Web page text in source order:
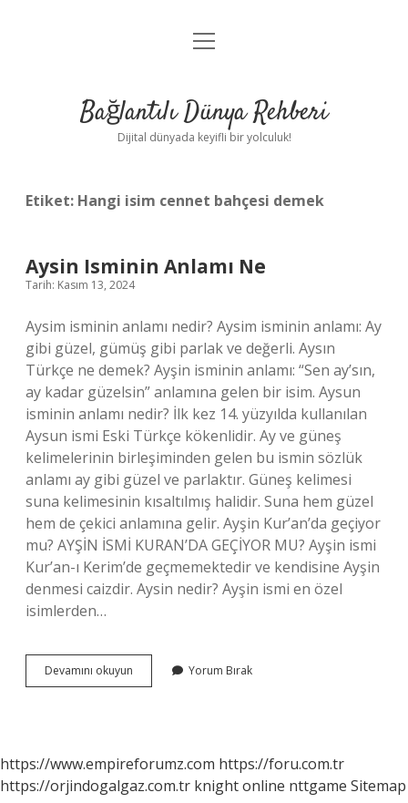
Anasayfa
Yasal Uyarı
menüyü
Bağlantılı Dünya Rehberi
Dijital dünyada keyifli bir yolculuk!
Etiket: Hangi isim cennet bahçesi demek
Aysin Isminin Anlamı Ne
Tarih: Kasım 13, 2024
Aysim isminin anlamı nedir? Aysim isminin anlamı: Ay
gibi güzel, gümüş gibi parlak ve değerli. Aysın
Türkçe ne demek? Ayşin isminin anlamı: “Sen ay’sın,
ay kadar güzelsin” anlamına gelen bir isim. Aysun
isminin anlamı nedir? İlk kez 14. yüzyılda kullanılan
Aysun ismi Eski Türkçe kökenlidir. Ay ve güneş
kelimelerinin birleşiminden gelen bu ismin sözlük
anlamı ay gibi güzel ve parlaktır. Güneş kelimesi
suna kelimesinin kısaltılmış halidir. Suna hem güzel
hem de çekici anlamına gelir. Ayşin Kur’an’da geçiyor
mu? AYŞİN İSMİ KURAN’DA GEÇİYOR MU? Ayşin ismi
Kur’an-ı Kerim’de geçmemektedir ve kendisine Ayşin
denmesi caizdir. Aysin nedir? Ayşin ismi en özel
isimlerden…
Devamını okuyun
Isminin
Yorum Bırak
https://www.empireforumz.com https://foru.com.tr
https://orjindogalgaz.com.tr knight online nttgame Sitemap